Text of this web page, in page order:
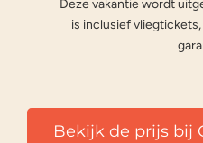
Deze vakantie wordt
is inclusief
Bekijk de prijs bij